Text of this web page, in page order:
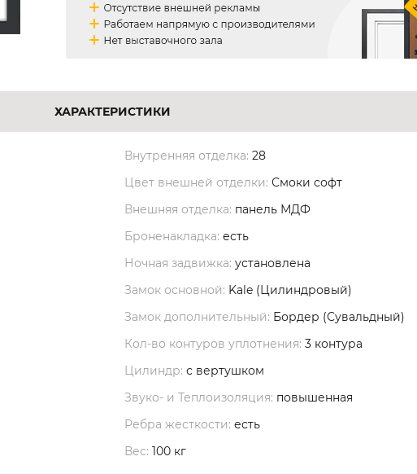
ХАРАКТЕРИСТИКИ
Внутренняя отделка: 28
Цвет внешней отделки: Смоки софт
Внешняя отделка: панель МДФ
Броненакладка: есть
Ночная задвижка: установлена
Замок основной: Kale (Цилиндровый)
Замок дополнительный: Бордер (Сувальдный)
Кол-во контуров уплотнения: 3 контура
Цилиндр: с вертушком
Звуко- и Теплоизоляция: повышенная
Ребра жесткости: есть
Вес: 100 кг